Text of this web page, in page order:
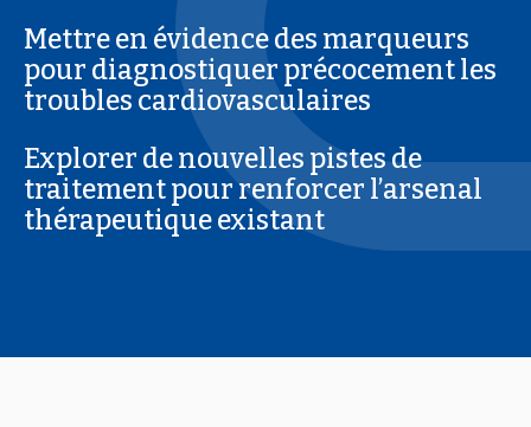
Mettre en évidence des marqueurs
pour diagnostiquer précocement les
troubles cardiovasculaires
Explorer de nouvelles pistes de
traitement pour renforcer l’arsenal
thérapeutique existant